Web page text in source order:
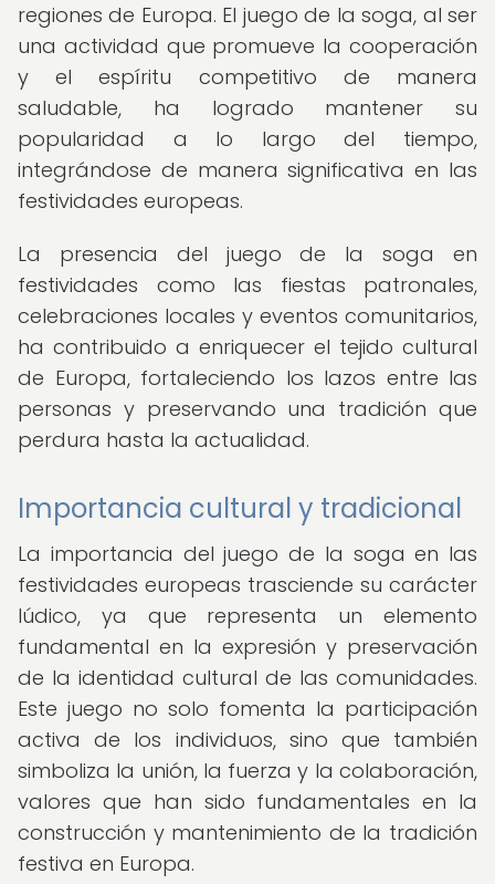
regiones de Europa. El juego de la soga, al ser
una actividad que promueve la cooperación
y el espíritu competitivo de manera
saludable, ha logrado mantener su
popularidad a lo largo del tiempo,
integrándose de manera significativa en las
festividades europeas.
La presencia del juego de la soga en
festividades como las fiestas patronales,
celebraciones locales y eventos comunitarios,
ha contribuido a enriquecer el tejido cultural
de Europa, fortaleciendo los lazos entre las
personas y preservando una tradición que
perdura hasta la actualidad.
Importancia cultural y tradicional
La importancia del juego de la soga en las
festividades europeas trasciende su carácter
lúdico, ya que representa un elemento
fundamental en la expresión y preservación
de la identidad cultural de las comunidades.
Este juego no solo fomenta la participación
activa de los individuos, sino que también
simboliza la unión, la fuerza y la colaboración,
valores que han sido fundamentales en la
construcción y mantenimiento de la tradición
festiva en Europa.